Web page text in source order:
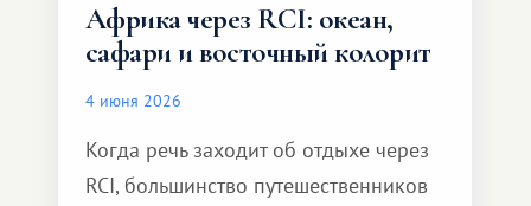
Африка через RCI: океан,
сафари и восточный колорит
4 июня 2026
Когда речь заходит об отдыхе через
RCI, большинство путешественников